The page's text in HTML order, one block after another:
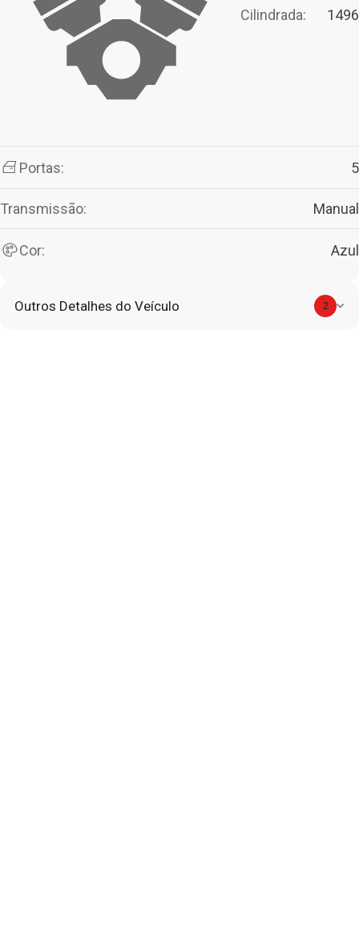
Cilindrada: 1496
Portas: 5
Transmissão: Manual
Cor: Azul
Outros Detalhes do Veículo 2